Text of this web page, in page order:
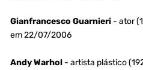
Gianfrancesco Guarnieri- ator
em 22/07/2006
Andy Warhol- artista plástico